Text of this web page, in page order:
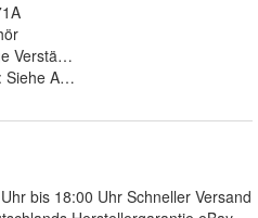
Verstärkung Querträger
Artikelbeschreibung
bis 18:00 Uhr Schneller Versand